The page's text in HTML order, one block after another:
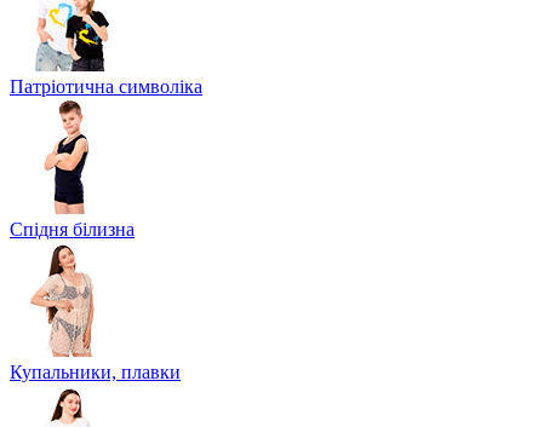
Патріотична символіка
Спідня білизна
Купальники, плавки